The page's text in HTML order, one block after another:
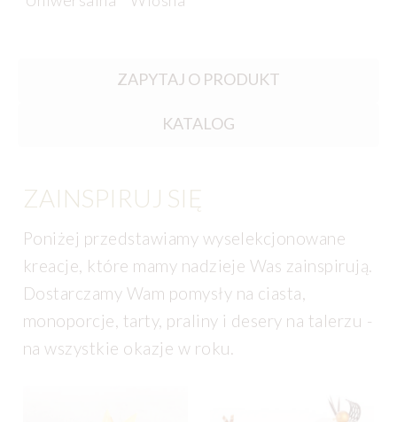
ZAPYTAJ O PRODUKT
KATALOG
ZAINSPIRUJ SIĘ
Poniżej przedstawiamy wyselekcjonowane
kreacje, które mamy nadzieje Was zainspirują.
Dostarczamy Wam pomysły na ciasta,
monoporcje, tarty, praliny i desery na talerzu -
na wszystkie okazje w roku.